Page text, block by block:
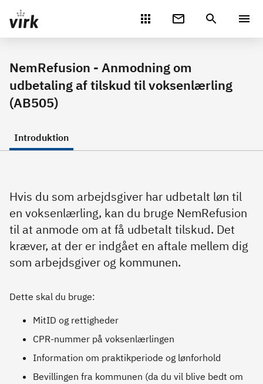
Gå direkte til indhold
NemRefusion - Anmodning om
udbetaling af tilskud til voksenlærling
(AB505)
Introduktion
Hvis du som arbejdsgiver har udbetalt løn til
en voksenlærling, kan du bruge NemRefusion
til at anmode om at få udbetalt tilskud. Det
kræver, at der er indgået en aftale mellem dig
som arbejdsgiver og kommunen.
Dette skal du bruge:
MitID og rettigheder
CPR-nummer på voksenlærlingen
Information om praktikperiode og lønforhold
Bevillingen fra kommunen (da du vil blive bedt om